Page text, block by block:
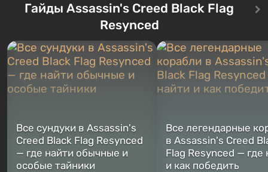
сразу трех персонажей: Майкла,
Тревора и Франклина, между
Жанр и...
Оно же, по задумке
Vault-Tec, должно
Место действия Fallout...
Гайды Assassin's Creed Black Flag
Resynced
Все сундуки в Assassin's
Creed Black Flag Resynced
— где найти обычные и
особые тайники
Все легендарные
в Assassin's Creed
Flag Resynced — где
и как победить